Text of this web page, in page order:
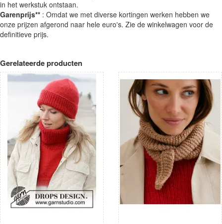
in het werkstuk ontstaan.
Garenprijs** : Omdat we met diverse kortingen werken hebben we
onze prijzen afgerond naar hele euro's. Zie de winkelwagen voor de
definitieve prijs.
Gerelateerde producten